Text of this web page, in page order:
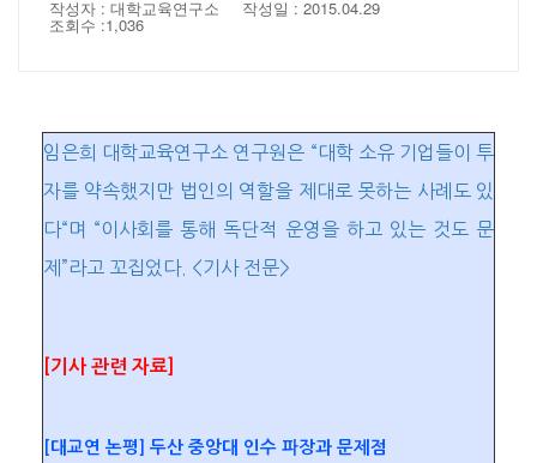
작성자 : 대학교육연구소 작성일 : 2015.04.29
조회수 :1,036
임은희 대학교육연구소 연구원은 “대학 소유 기업들이 투
자를 약속했지만 법인의 역할을 제대로 못하는 사례도 있
다“며 “이사회를 통해 독단적 운영을 하고 있는 것도 문
제”라고 꼬집었다. <기사 전문>
[기사 관련 자료]
[대교연 논평] 두산 중앙대 인수 파장과 문제점